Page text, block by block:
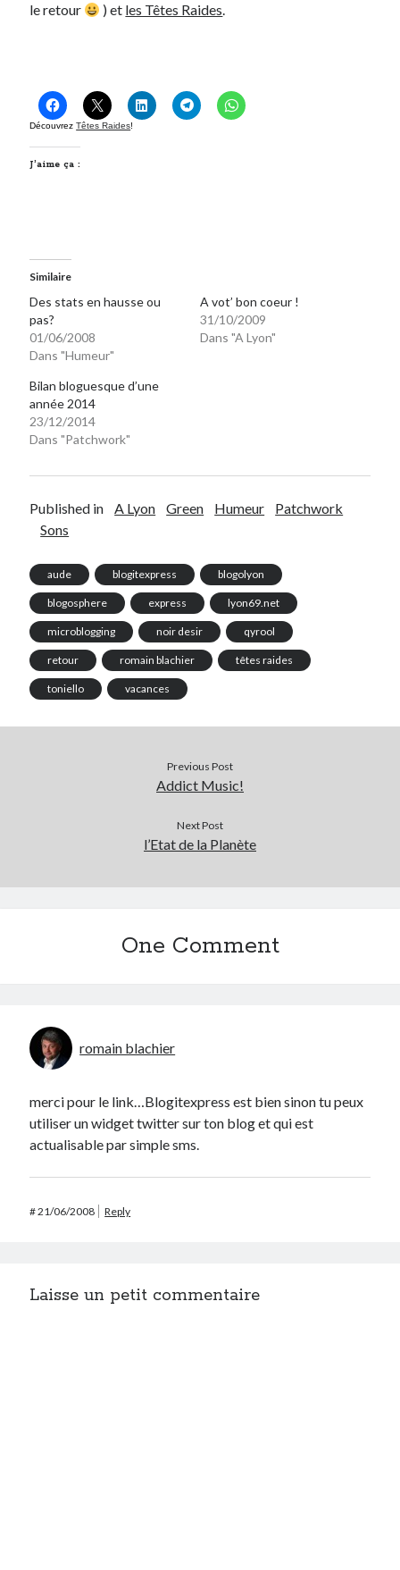
le retour
) et les Têtes Raides.
DécouvrezTêtes Raides!
J’aime ça :
Similaire
Des stats en hausse ou
pas?
01/06/2008
Dans "Humeur"
A vot’ bon coeur !
31/10/2009
Dans "A Lyon"
Bilan bloguesque d’une
année 2014
23/12/2014
Dans "Patchwork"
Published in A Lyon Green Humeur
Patchwork
Sons
aude blogitexpress blogolyon
blogosphere express lyon69.net
microblogging noir desir qyrool
retour romain blachier têtes raides
toniello vacances
Previous Post
Addict Music!
Next Post
l’Etat de la Planète
One Comment
romain blachier
merci pour le link…Blogitexpress est bien sinon tu peux
utiliser un widget twitter sur ton blog et qui est
actualisable par simple sms.
#21/06/2008 Reply
Laisse un petit commentaire